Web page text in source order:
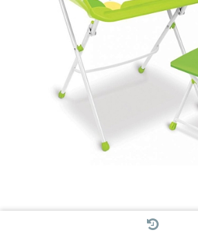
НИКА Набор мебели с Медвежонком